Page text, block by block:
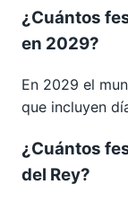
¿Cuántos
en 2029?
En 2029 el
que incluyen
¿Cuántos
del Rey?